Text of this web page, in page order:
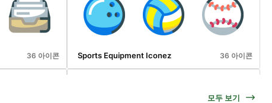
36 아이콘 Sports Equipment Iconez 36 아이콘
모두 보기